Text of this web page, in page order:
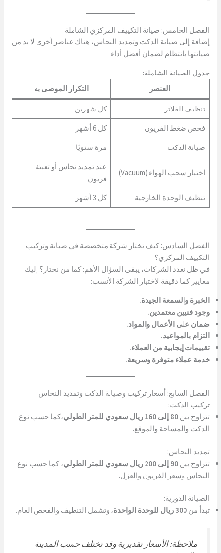
الفصل الخامس: صيانة التكييف المركزي الشاملة
إضافة إلى صيانة الدكت وتمديد النحاس، هناك عناصر أخرى لا بد من
صيانتها بانتظام لضمان أفضل أداء.
جدول الصيانة الشاملة:
العنصر
التكرار الموصى به
تنظيف الفلاتر كل شهرين
فحص ضغط الفريون كل 6 أشهر
صيانة الدكت مرة سنويًا
اختبار سحب الهواء (Vacuum)
عند تمديد نحاس أو تعبئة
فريون
تنظيف الوحدة الخارجية كل 3 أشهر
الفصل السادس: كيف تختار شركة متخصصة في صيانة وتركيب
التكييف المركزي؟
في ظل تعدد الشركات، يبقى السؤال الأهم: كما من نختار؟ إليك
معايير كما دقيقة لاختيار الشركة الأنسب:
الخبرة والسمعة الجيدة.
وجود فنيين معتمدين.
ضمان على الأعمال والمواد.
التزام بالمواعيد.
تقييمات إيجابية من العملاء.
خدمة عملاء متوفرة وسريعة.
الفصل السابع: أسعار تركيب وصيانة الدكت وتمديد النحاس
تركيب الدكت:
تتراوح بين80 إلى 160 ريال سعودي للمتر الطولي
،كما حسب نوع
الدكت والمساحة والموقع.
تمديد النحاس:
تتراوح بين90 إلى 200 ريال سعودي للمتر الطولي
، كما حسب نوع
النحاس وسعر الفريون والعزل.
الصيانة الدورية:
تبدأ من300 ريال للوحدة الواحدة ، وتشمل التنظيف والفحص العام.
ملاحظة: الأسعار تقديرية وقد تختلف حسب المدينة